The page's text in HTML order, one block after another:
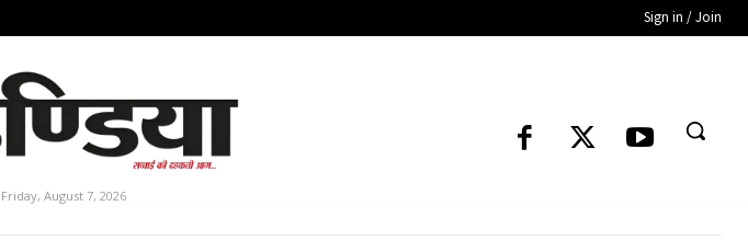
Sign in / Join
Friday, August 7, 2026